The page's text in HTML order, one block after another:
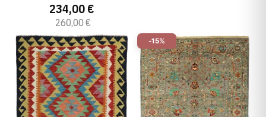
234,00 €
260,00 €
-15%